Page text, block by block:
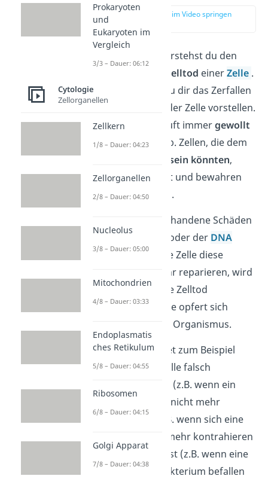
zur Stelle im Video springen
Unter Apoptose verstehst du den
programmierten Zelltod einerZelle .
Darunter kannst du dir das Zerfallen
und das Auflösen der Zelle vorstellen.
Dieser Vorgang läuft immergewollt
und kontrolliert
ab. Zellen, die dem
gefährlich sein könnten,
werden aussortiert und bewahren
ihn so vor Schäden.
Eine Zelle kann vorhandene Schäden
anZellorganellen oder der DNA
erkennen. Kann die Zelle diese
Schäden nicht mehr reparieren, wird
der programmierte Zelltod
eingeleitet. Die Zelle opfert sich
sozusagen für den Organismus.
Die Apoptose findet zum Beispiel
statt, wenn eine Zelle falsch
ausgebildet wurde (z.B. wenn ein
Zellorganell fehlt), nicht mehr
funktionsfähig (z.B. wenn sich eine
Muskelzelle nicht mehr kontrahieren
kann) oder krank ist (z.B. wenn eine
Zelle von einem Bakterium befallen
Prokaryoten
und
Eukaryoten im
Vergleich
3/3 – Dauer: 06:12
Cytologie
Zellorganellen
Zellkern
1/8 – Dauer: 04:23
Zellorganellen
2/8 – Dauer: 04:50
Nucleolus
3/8 – Dauer: 05:00
Mitochondrien
4/8 – Dauer: 03:33
Endoplasmatis
ches Retikulum
5/8 – Dauer: 04:55
Ribosomen
6/8 – Dauer: 04:15
Golgi Apparat
7/8 – Dauer: 04:38